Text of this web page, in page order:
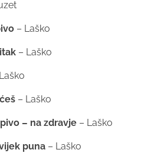
– Laško
– Laško
– Laško
– na zdravje – Laško
puna – Laško